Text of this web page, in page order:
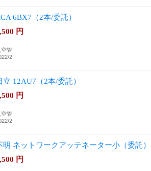
6BX7（2本/委託）
円
空管
2
立 12AU7（2本/委託）
円
空管
2
明 ネットワークアッテネーター小（委託）
円